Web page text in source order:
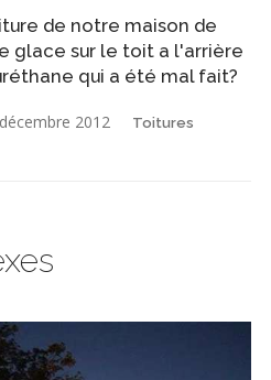
de notre maison de
glace sur le toit a l'arrière
qui a été mal fait?
2012 Toitures